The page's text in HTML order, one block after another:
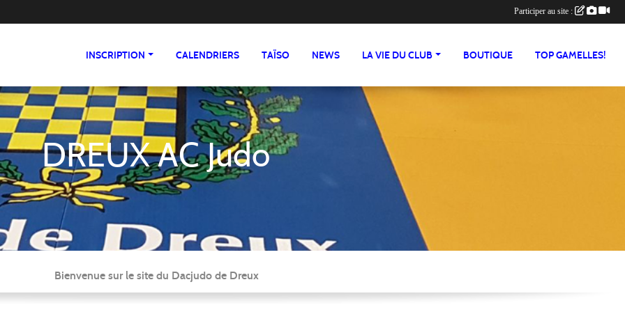
INSCRIPTION CALENDRIERS TAÏSO NEWS LA VIE DU CLUB BOUTIQUE TOP GAMELLES!
DREUX AC Judo
Bienvenue sur le site du Dacjudo de Dreux
Participer au site :